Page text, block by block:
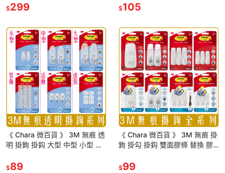
$299 $105
《 Chara 微百貨 》 3M 無痕 透
明 掛鉤 掛鈎 大型 中型 小型 迷
$89
《 Chara 微百貨 》 3M 無痕 掛
鉤 掛勾 掛鈎 雙面膠條 替換 膠
$99